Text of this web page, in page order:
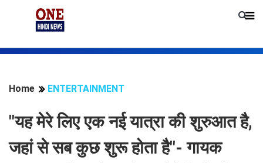
Home ENTERTAINMENT
"यह मेरे लिए एक नई यात्रा की शुरुआत है,
जहां से सब कुछ शुरू होता है"- गायक